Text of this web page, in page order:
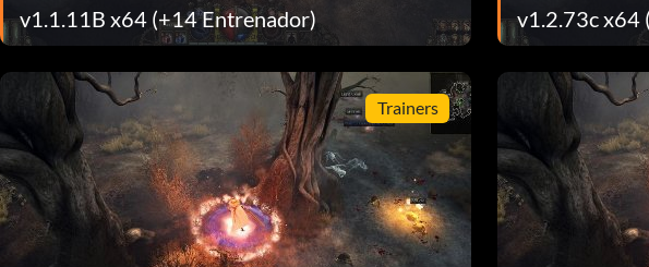
v1.1.11B x64 (+14 Entrenador)
v1.2.73c x64
Trainers